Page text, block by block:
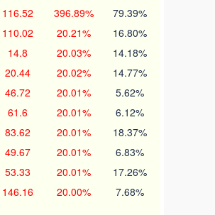
116.52 396.89% 79.39%
110.02 20.21% 16.80%
14.8 20.03% 14.18%
20.44 20.02% 14.77%
46.72 20.01% 5.62%
61.6 20.01% 6.12%
83.62 20.01% 18.37%
49.67 20.01% 6.83%
53.33 20.01% 17.26%
146.16 20.00% 7.68%